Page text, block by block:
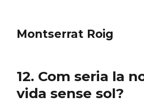
Montserrat Roig
12. Com seria la
vida sense sol?